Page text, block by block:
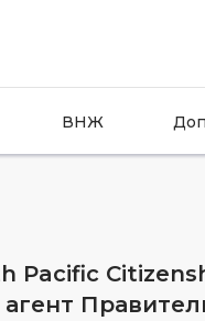
ВНЖ
Pacific